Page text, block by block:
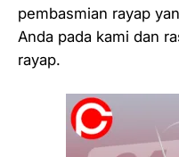
pembasmian rayap
Anda pada kami dan
rayap.